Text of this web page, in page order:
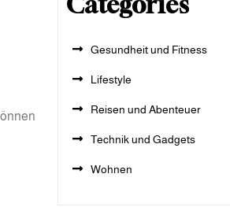
Gesundheit und Fitness
Lifestyle
Reisen und Abenteuer
Technik und Gadgets
Wohnen